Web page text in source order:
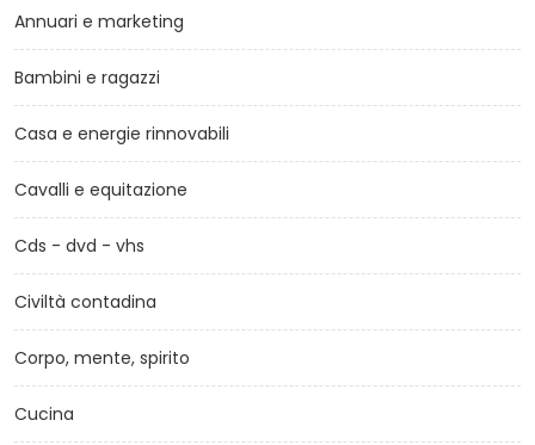
Annuari e marketing
Bambini e ragazzi
Casa e energie rinnovabili
Cavalli e equitazione
Cds - dvd - vhs
Civiltà contadina
Corpo, mente, spirito
Cucina